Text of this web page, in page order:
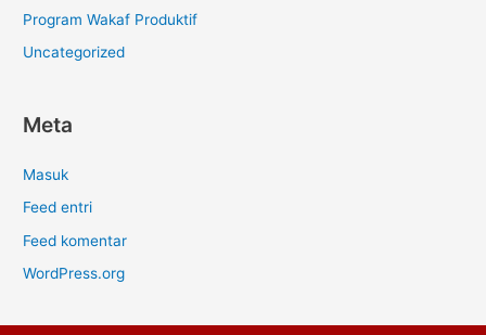
Program Wakaf Produktif
Uncategorized
Meta
Masuk
Feed entri
Feed komentar
WordPress.org